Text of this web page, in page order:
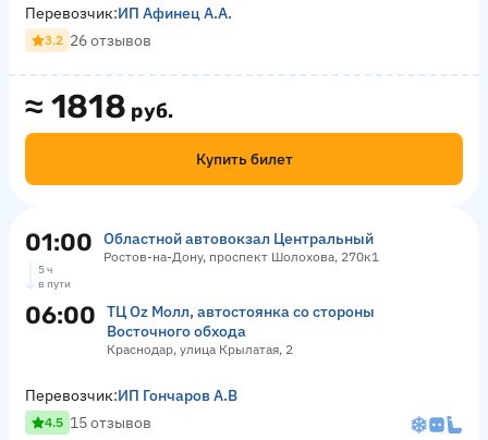
≈ 1818 руб.
Купить билет
Перевозчик:ИП Афинец А.А.
3.2 26 отзывов
01:00 Областной автовокзал Центральный
Ростов-на-Дону, проспект Шолохова, 270к1
5 ч
в пути
06:00
ТЦ Оz Молл, автостоянка со стороны
Восточного обхода
Краснодар, улица Крылатая, 2
Перевозчик:ИП Гончаров А.В
4.5 15 отзывов